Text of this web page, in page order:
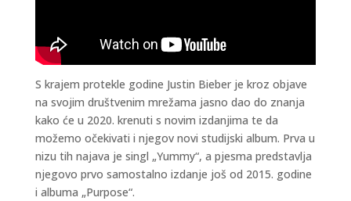
S krajem protekle godine Justin Bieber je kroz objave
na svojim društvenim mrežama jasno dao do znanja
kako će u 2020. krenuti s novim izdanjima te da
možemo očekivati i njegov novi studijski album. Prva u
nizu tih najava je singl „Yummy“, a pjesma predstavlja
njegovo prvo samostalno izdanje još od 2015. godine
i albuma „Purpose“.